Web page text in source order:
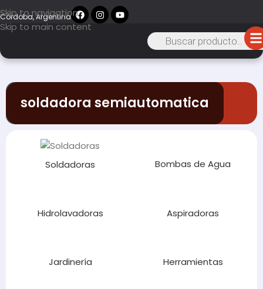
Skip to navigation
Skip to main content
Córdoba, Argentina
soldadora semiautomatica
Soldadoras Bombas de Agua
Hidrolavadoras Aspiradoras
Jardinería Herramientas